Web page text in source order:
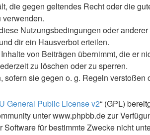
die gegen geltendes Recht oder die
Nutzungsbedingungen oder
dir ein Hausverbot erteilen.
von Beiträgen übernimmt, die er
zu löschen oder zu sperren.
sie gegen o. g. Regeln
General Public License v2“ (GPL)
unter www.phpbb.de zur
für bestimmte Zwecke nicht